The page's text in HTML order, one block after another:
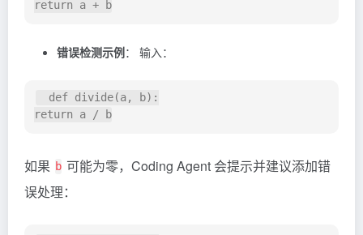
错误检测示例： 输入：
如果 b 可能为零，Coding Agent 会提示并建议添加错
误处理：